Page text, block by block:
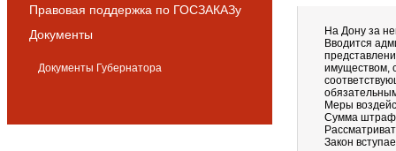
Правовая поддержка по ГОСЗАКАЗу
Документы
Документы Губернатора
На Дону за
Вводится
имуществом,
Меры
Сумма
Закон